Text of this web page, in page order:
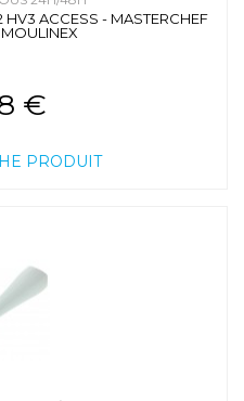
ACCESS - MASTERCHEF
€
PRODUIT